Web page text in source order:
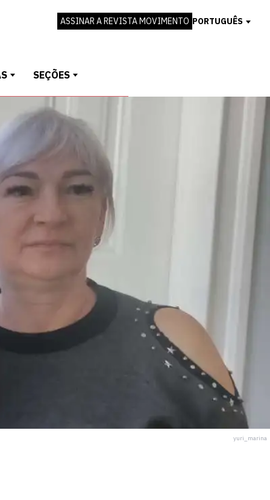
ASSINAR A REVISTA MOVIMENTO PORTUGUÊS
SEÇÕES
yuri_marina